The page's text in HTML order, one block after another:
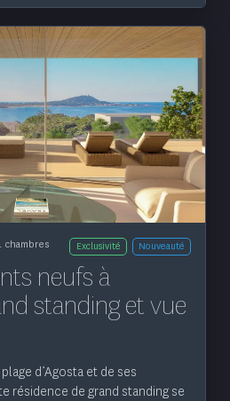
Voir le bien
Exclusivité Nouveauté
neufs à
standing et vue
d’Agosta et de ses
résidence de grand standing se